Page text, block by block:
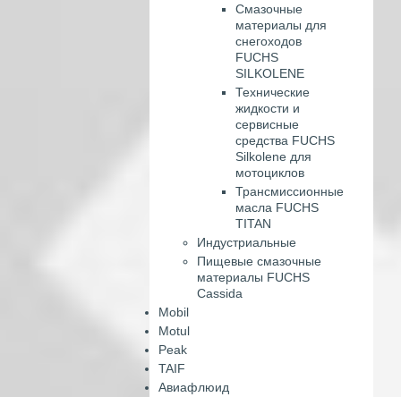
Смазочные
материалы для
снегоходов
FUCHS
SILKOLENE
Технические
жидкости и
сервисные
средства FUCHS
Silkolene для
мотоциклов
Трансмиссионные
масла FUCHS
TITAN
Индустриальные
Пищевые смазочные
материалы FUCHS
Cassida
Mobil
Motul
Peak
TAIF
Авиафлюид